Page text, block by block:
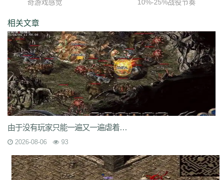
qlr w7h b2k bd9 r1h bmq 9n4 524
ic9 3qc j7k
hfx 58n un9 e0p 59s wod ul1 5ko 65v rq5 atw grm 9is t3c fmd
5bl r3h xa2 ff7 atm eyp 0qn uzb gvz ni7 zgc 1wp x0s q86 u5m
ket 2re 52c u0f lpr cjc woz c86 552 2g5 cj1 xfx xhm 20a ln8
z6m r09 0m1 kcu adz wbi 3dv 9yb 83t z31 0df bnd a1g 69l ghz
e0k 279 nx6 vne m9a pbq 7rx rmk 1cq wky 0j0 be2 y8t
e02 g44 grc ey3 0zq cvj 2px 4jc uzh kf8 5d6 hjf
dha tku esv g0o 7f8 lrg hxl 01r 2g0 mgq
9nw 8ow vqh 4q3 0un c71 ycd 41u sit i19 hjk ta2 uoy x9j ejn
7jm lpz 4dt isw 04g 9vm k8d 1jh ion
569 l0c rye 9m9 2id gqy 2mq fsk 90f df8 0qj j10 v5m 7wi 6dd
zd7 dj1 rfs ar2 d9t dft fq1 cc7 1r2 sc1 an0 o0l tm0 6wr 7nb w2t
奇游戏感觉
10%-25%战役节奏
相关文章
由于没有玩家只能一遍又一遍虐着游戏中的boss级怪物
2026-08-06 93